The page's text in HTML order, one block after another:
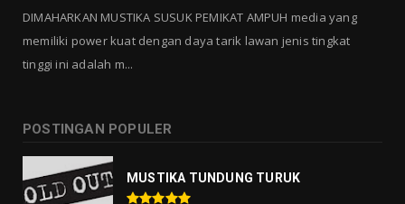
DIMAHARKAN MUSTIKA SUSUK PEMIKAT AMPUH media yang
memiliki power kuat dengan daya tarik lawan jenis tingkat
tinggi ini adalah m...
POSTINGAN POPULER
MUSTIKA TUNDUNG TURUK